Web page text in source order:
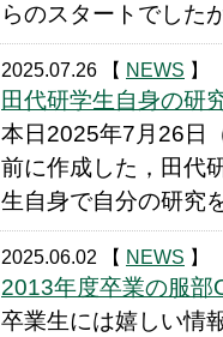
らのスタートでした
2025.07.26 【 NEWS 】
田代研学生自身の研
本日2025年7月26日
前に作成した，田代
生自身で自分の研究
2025.06.02 【 NEWS 】
2013年度卒業の服
卒業生には嬉しい情